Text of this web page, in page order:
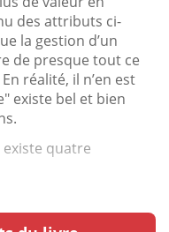
des attributs ci-
la gestion d’un
de presque tout ce
réalité, il n’en est
existe bel et bien
quatre